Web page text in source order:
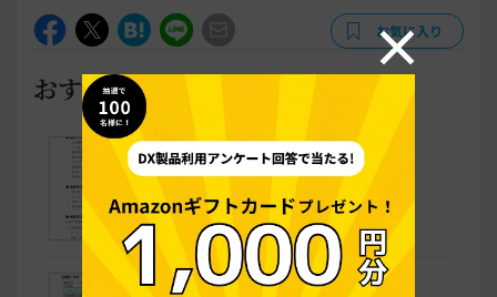
お気に入り
おすすめ書式テンプレート
2026/08/04
カスハラ相談窓口案内
2026/07/31